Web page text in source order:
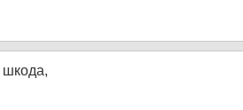
шкода,